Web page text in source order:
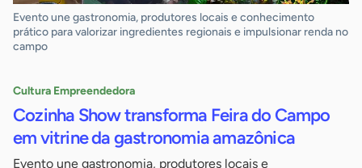
Evento une gastronomia, produtores locais e conhecimento
prático para valorizar ingredientes regionais e impulsionar renda no
campo
Cultura Empreendedora
Cozinha Show transforma Feira do Campo
em vitrine da gastronomia amazônica
Evento une gastronomia, produtores locais e